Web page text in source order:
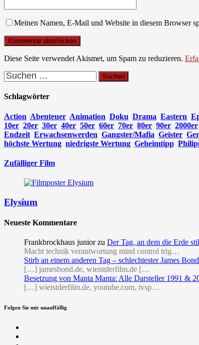
Meinen Namen, E-Mail und Website in diesem Browser
Diese Seite verwendet Akismet, um Spam zu reduzieren.
Suchen
nach:
Schlagwörter
Action Abenteuer Animation Doku Drama Eastern
10er 20er 30er 40er 50er 60er 70er 80er 90er 2000er
Endzeit Erwachsenwerden Gangster/Mafia Geister
höchste Wertung niedrigste Wertung Geheimtipp
Zufälliger Film
Elysium
Neueste Kommentare
Frankbrockhaus junior zu Der Tag, an dem die Erde
Macht technik verantwortung mind control trig…
Stirb an einem anderen Tag – schlechtester James
[…] jamesbond.de, wieistderfilm.de […
Besetzung von Manta Manta: Alle Darsteller 1991 &
[…] wieistderfilm.de, youtube.com, tvsp…
Folgen Sie mir unauffällig